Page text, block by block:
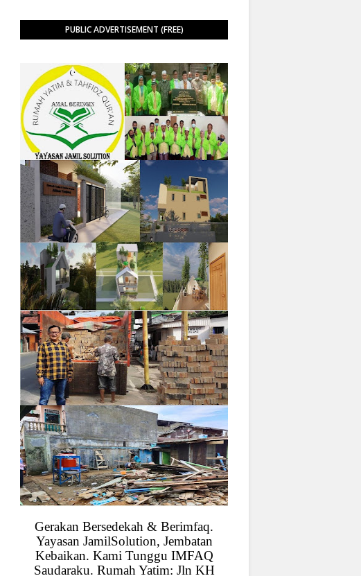
PUBLIC ADVERTISEMENT (FREE)
Gerakan Bersedekah & Berimfaq.
Yayasan JamilSolution, Jembatan
Kebaikan. Kami Tunggu IMFAQ
Saudaraku. Rumah Yatim: Jln KH